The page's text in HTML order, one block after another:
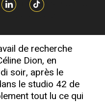
lui présente huit ou
elle s'est
de recherche
Dion, en
soir, après le
le studio 42 de
tout lu ce qui